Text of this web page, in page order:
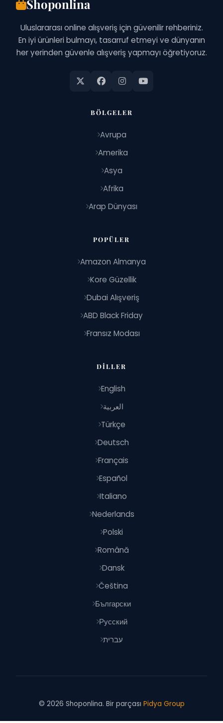
Shoponlina
Uluslararası online alışveriş için güvenilir rehberiniz.
En iyi ürünleri bulmayı, tasarruf etmeyi ve dünyanın
her yerinden güvenle alışveriş yapmayı öğretiyoruz.
BÖLGELER
Avrupa
Amerika
Asya
Afrika
Arap Dünyası
POPÜLER
Amazon Almanya
Kore Güzellik
Dubai Alışveriş
ABD Black Friday
Fransız Modası
DILLER
English
العربية
Türkçe
Deutsch
Français
Español
Italiano
Nederlands
Polski
Română
Dansk
Čeština
Български
Русский
עברית
© 2026 Shoponlina. Bir parçası Pidya Group